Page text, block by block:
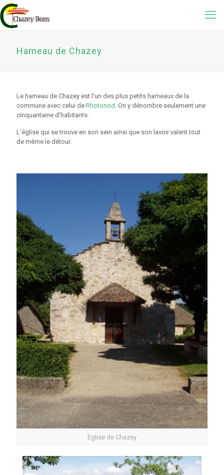
Hameau de Chazey
Le hameau de Chazey est l'un des plus petits hameaux de la
commune avec celui de Rhotonod . On y dénombre seulement une
cinquantaine d'habitants.
L'église qui se trouve en son sein ainsi que son lavoir valent tout
de même le détour.
Eglise de Chazey